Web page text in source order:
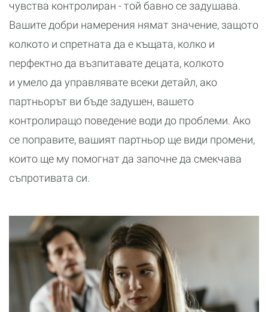
чувства контролиран - той бавно се задушава.
Вашите добри намерения нямат значение, защото
колкото и спретната да е къщата, колко и
перфектно да възпитавате децата, колкото
и умело да управлявате всеки детайл, ако
партньорът ви бъде задушен, вашето
контролиращо поведение води до проблеми. Ако
се поправите, вашият партньор ще види промени,
които ще му помогнат да започне да смекчава
съпротивата си.